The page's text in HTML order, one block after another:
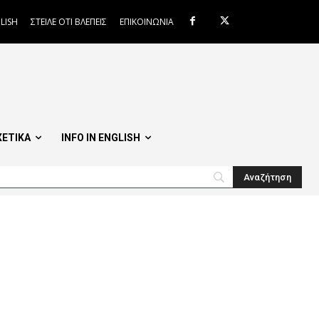
ΣΤΕΙΛΕ ΟΤΙ ΒΛΕΠΕΙΣ ΕΠΙΚΟΙΝΩΝΙΑ
INFO IN ENGLISH